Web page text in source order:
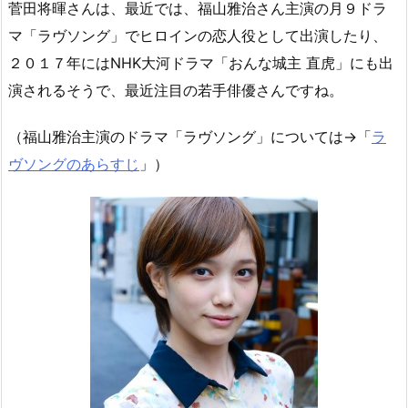
菅田将暉さんは、最近では、福山雅治さん主演の月９ドラ
マ「ラヴソング」でヒロインの恋人役として出演したり、
２０１７年にはNHK大河ドラマ「おんな城主 直虎」にも出
演されるそうで、最近注目の若手俳優さんですね。
（福山雅治主演のドラマ「ラヴソング」については→「ラ
ヴソングのあらすじ 」）